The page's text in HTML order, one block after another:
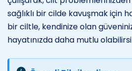
sağlıklı bir cilde kavuşmak için
bir ciltle, kendinize olan
hayatınızda daha mutlu